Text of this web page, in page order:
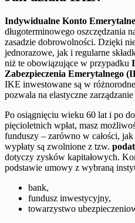
Indywidualne Konto
długoterminowego oszczędzania
zasadzie dobrowolności. Dzięki
jednorazowe, jak i regularne
niż te obowiązujące w przypadku
Zabezpieczenia Emerytalnego
IKE inwestowane są w
pozwala na elastyczne
Po osiągnięciu wieku 60 lat i po
pięcioletnich wpłat, masz
funduszy – zarówno w całości,
wypłaty są zwolnione z tzw.
dotyczy zysków kapitałowych.
podstawie umowy z wybraną
bank,
fundusz inwestycyjny,
towarzystwo